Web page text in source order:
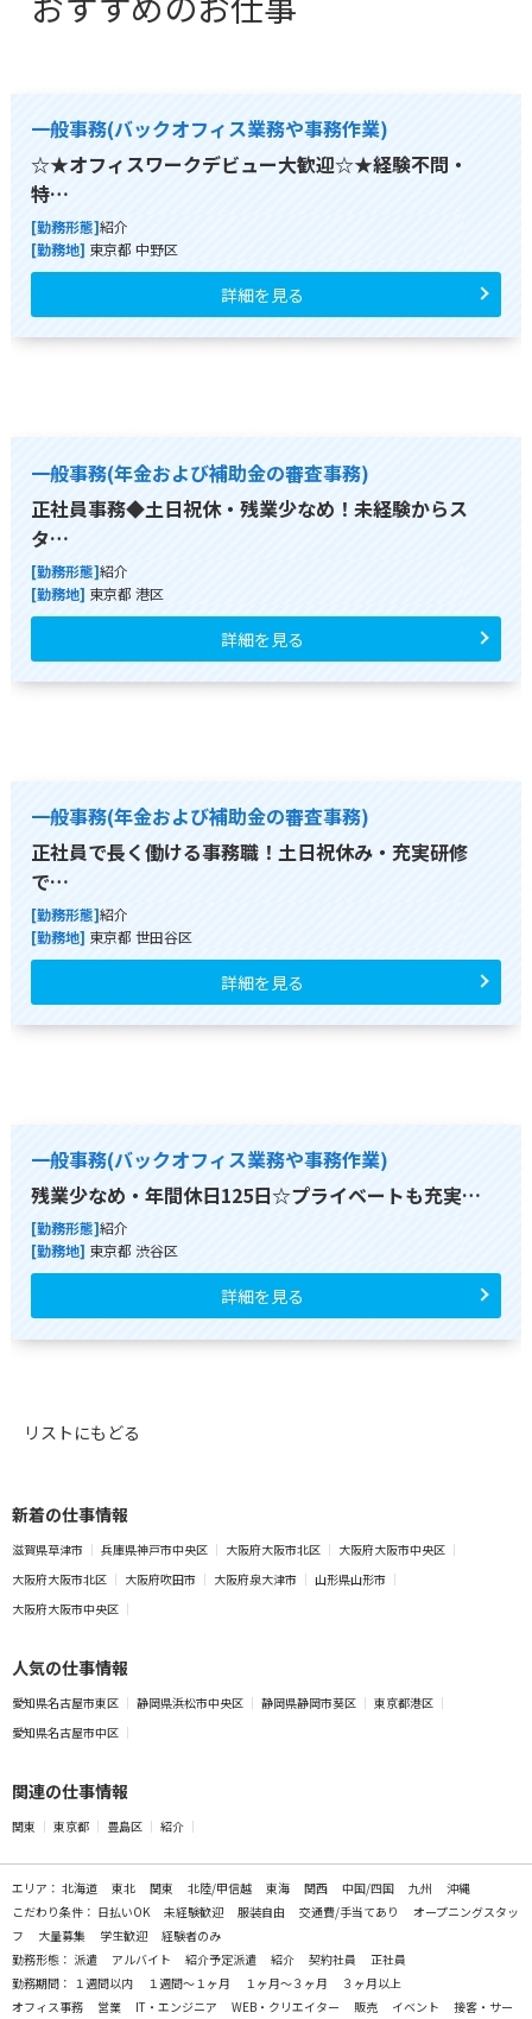
一般事務(バックオフィス業務や事務作業)
☆★オフィスワークデビュー大歓迎☆★経験不問・
特…
[勤務形態]紹介
[勤務地] 東京都 中野区
詳細を見る
一般事務(年金および補助金の審査事務)
正社員事務◆土日祝休・残業少なめ！未経験からス
タ…
[勤務形態]紹介
[勤務地] 東京都 港区
詳細を見る
一般事務(年金および補助金の審査事務)
正社員で長く働ける事務職！土日祝休み・充実研修
で…
[勤務形態]紹介
[勤務地] 東京都 世田谷区
詳細を見る
一般事務(バックオフィス業務や事務作業)
残業少なめ・年間休日125日☆プライベートも充実…
[勤務形態]紹介
[勤務地] 東京都 渋谷区
詳細を見る
リストにもどる
新着の仕事情報
滋賀県草津市 兵庫県神戸市中央区 大阪府大阪市北区
大阪府大阪市中央区
大阪府大阪市北区
大阪府吹田市 大阪府泉大津市
山形県山形市
大阪府大阪市中央区
人気の仕事情報
愛知県名古屋市東区 静岡県浜松市中央区 静岡県静岡市葵区
東京都港区
愛知県名古屋市中区
関連の仕事情報
関東 東京都 豊島区 紹介
エリア： 北海道 東北 関東 北陸/甲信越 東海 関西 中国/四国 九州
沖縄
こだわり条件： 日払いOK 未経験歓迎 服装自由 交通費/手当てあり
オープニングスタッ
フ
大量募集 学生歓迎
経験者のみ
勤務形態： 派遣 アルバイト 紹介予定派遣 紹介 契約社員
正社員
勤務期間： １週間以内 １週間～１ヶ月 １ヶ月～３ヶ月
３ヶ月以上
オフィス事務
営業 IT・エンジニア WEB・クリエイター 販売 イベント 接客・サー